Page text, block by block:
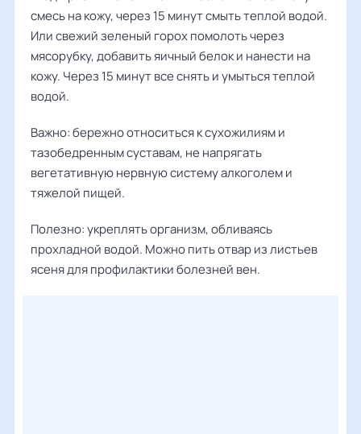
смесь на кожу, через 15 минут смыть теплой водой.
Или свежий зеленый горох помолоть через
мясорубку, добавить яичный белок и нанести на
кожу. Через 15 минут все снять и умыться теплой
водой.
Важно: бережно относиться к сухожилиям и
тазобедренным суставам, не напрягать
вегетативную нервную систему алкоголем и
тяжелой пищей.
Полезно: укреплять организм, обливаясь
прохладной водой. Можно пить отвар из листьев
ясеня для профилактики болезней вен.